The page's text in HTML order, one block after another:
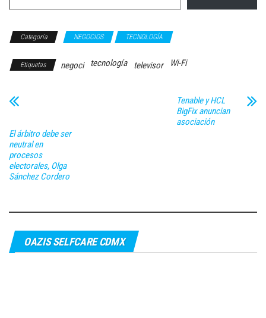
Categoría NEGOCIOS TECNOLOGÍA
Etiquetas negoci tecnología televisor Wi-Fi
El árbitro debe ser
neutral en
procesos
electorales, Olga
Sánchez Cordero
Tenable y HCL
BigFix anuncian
asociación
OAZIS SELFCARE CDMX